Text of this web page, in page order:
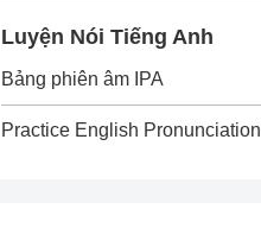
Luyện Nói Tiếng Anh
Bảng phiên âm IPA
Practice English Pronunciation